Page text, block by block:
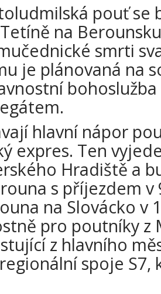
pouť se
na
smrti
je plánovaná na
hlavní nápor
expres. Ten
Hradiště a
s příjezdem v
na Slovácko v
pro poutníky z
z hlavního
spoje S7,